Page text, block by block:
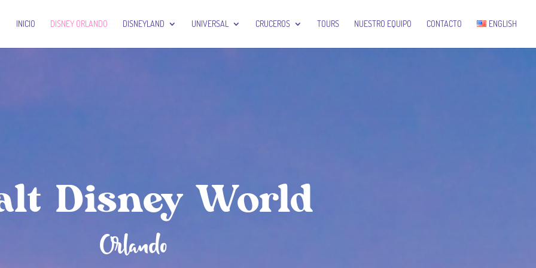
INICIO DISNEY ORLANDO DISNEYLAND UNIVERSAL CRUCEROS TOURS NUESTRO EQUIPO CONTACTO ENGLISH
Disney World
Orlando